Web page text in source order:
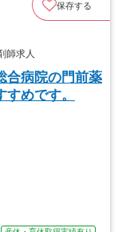
保存する
師求人
合病院の門前薬
めです。